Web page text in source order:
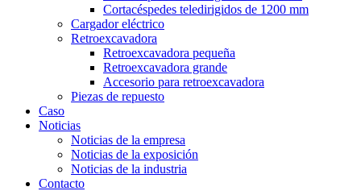
Cortacéspedes teledirigidos de 1200 mm
Cargador eléctrico
Retroexcavadora
Retroexcavadora pequeña
Retroexcavadora grande
Accesorio para retroexcavadora
Piezas de repuesto
Caso
Noticias
Noticias de la empresa
Noticias de la exposición
Noticias de la industria
Contacto